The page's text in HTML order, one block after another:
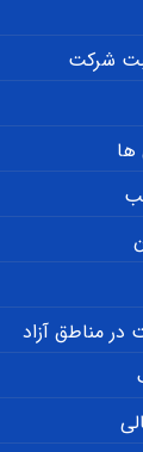
شرکت
ها
مناطق آزاد